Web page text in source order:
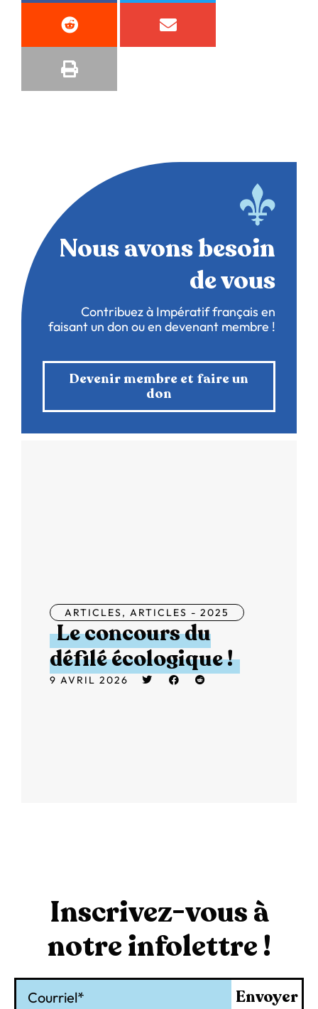
Nous avons besoin
de vous
Contribuez à Impératif français en
faisant un don ou en devenant membre !
Devenir membre et faire un
don
ARTICLES, ARTICLES - 2025
Le concours du
défilé écologique !
9 AVRIL 2026
Inscrivez-vous à
notre infolettre !
Envoyer